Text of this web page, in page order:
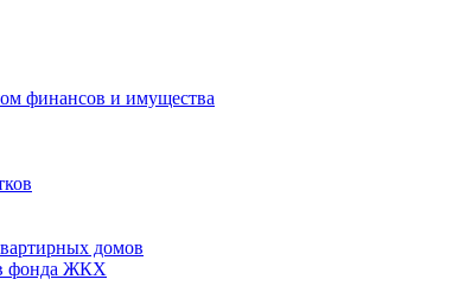
финансов и имущества
домов
фонда ЖКХ